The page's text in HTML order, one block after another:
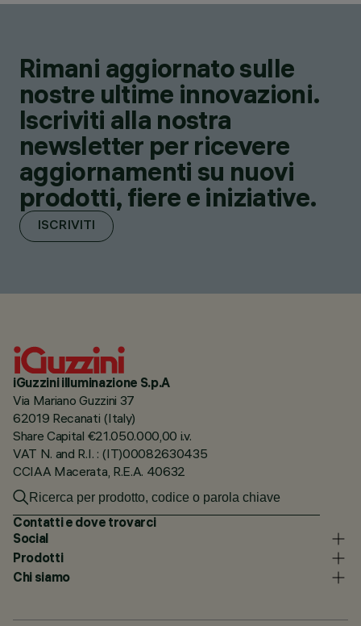
Rimani aggiornato sulle
nostre ultime innovazioni.
Iscriviti alla nostra
newsletter per ricevere
aggiornamenti su nuovi
prodotti, fiere e iniziative.
ISCRIVITI
iGuzzini illuminazione S.p.A
Via Mariano Guzzini 37
62019 Recanati (Italy)
Share Capital €21.050.000,00 i.v.
VAT N. and R.I. : (IT)00082630435
CCIAA Macerata, R.E.A. 40632
Contatti e dove trovarci
Social
Prodotti
Chi siamo